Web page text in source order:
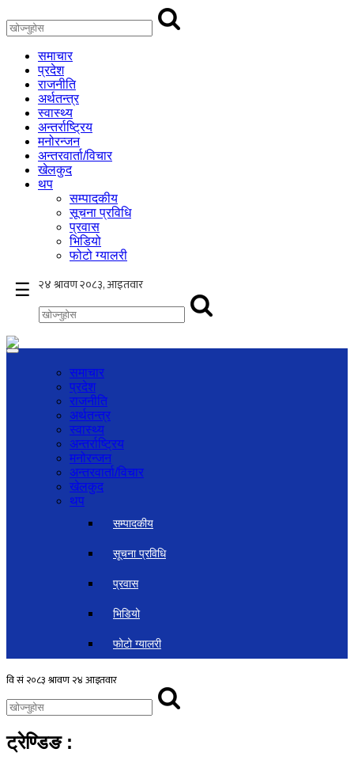
समाचार
प्रदेश
राजनीति
अर्थतन्त्र
स्वास्थ्य
अन्तर्राष्ट्रिय
मनोरन्जन
अन्तरवार्ता/विचार
खेलकुद
थप
सम्पादकीय
सूचना प्रविधि
प्रवास
भिडियो
फोटो ग्यालरी
☰
समाचार
प्रदेश
राजनीति
अर्थतन्त्र
स्वास्थ्य
अन्तर्राष्ट्रिय
मनोरन्जन
अन्तरवार्ता/विचार
खेलकुद
थप
सम्पादकीय
सूचना प्रविधि
प्रवास
भिडियो
फोटो ग्यालरी
ट्रेण्डिङ :